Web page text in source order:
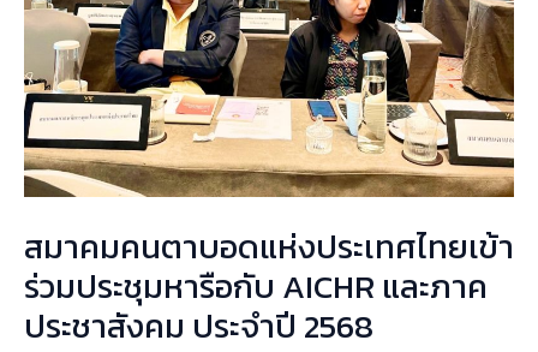
สมาคมคนตาบอดแห่งประเทศไทยเข้า
ร่วมประชุมหารือกับ AICHR และภาค
ประชาสังคม ประจำปี 2568
กับ
AICHR
และ
ภาค
ประชา
สังคม
ปี
2568